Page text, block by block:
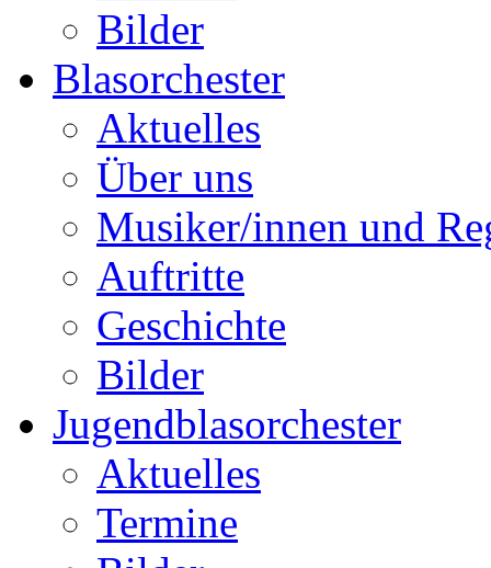
Bilder
Blasorchester
Aktuelles
Über uns
Musiker/innen und
Auftritte
Geschichte
Bilder
Jugendblasorchester
Aktuelles
Termine